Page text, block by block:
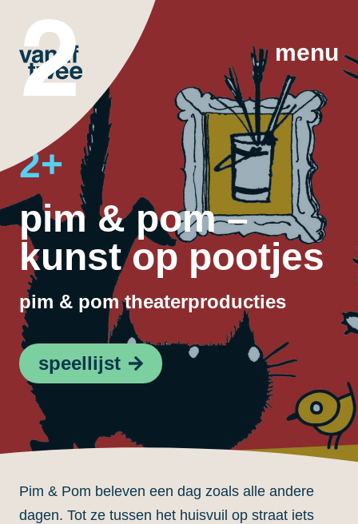
menu
2+
pim & pom –
kunst op pootjes
pim & pom theaterproducties
speellijst
Pim & Pom beleven een dag zoals alle andere
dagen. Tot ze tussen het huisvuil op straat iets